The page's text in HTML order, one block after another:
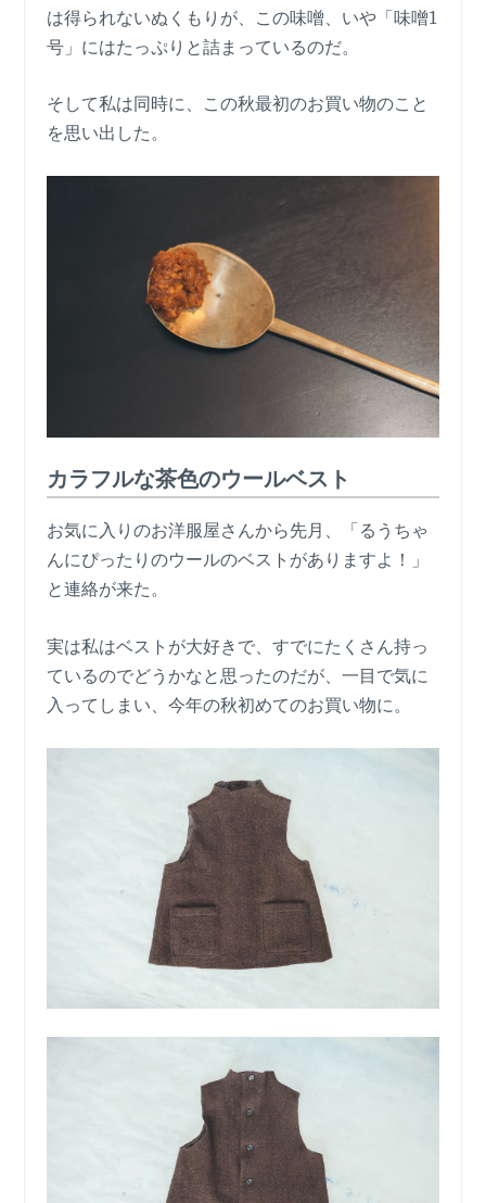
は得られないぬくもりが、この味噌、いや「味噌1
号」にはたっぷりと詰まっているのだ。
そして私は同時に、この秋最初のお買い物のこと
を思い出した。
カラフルな茶色のウールベスト
お気に入りのお洋服屋さんから先月、「るうちゃ
んにぴったりのウールのベストがありますよ！」
と連絡が来た。
実は私はベストが大好きで、すでにたくさん持っ
ているのでどうかなと思ったのだが、一目で気に
入ってしまい、今年の秋初めてのお買い物に。